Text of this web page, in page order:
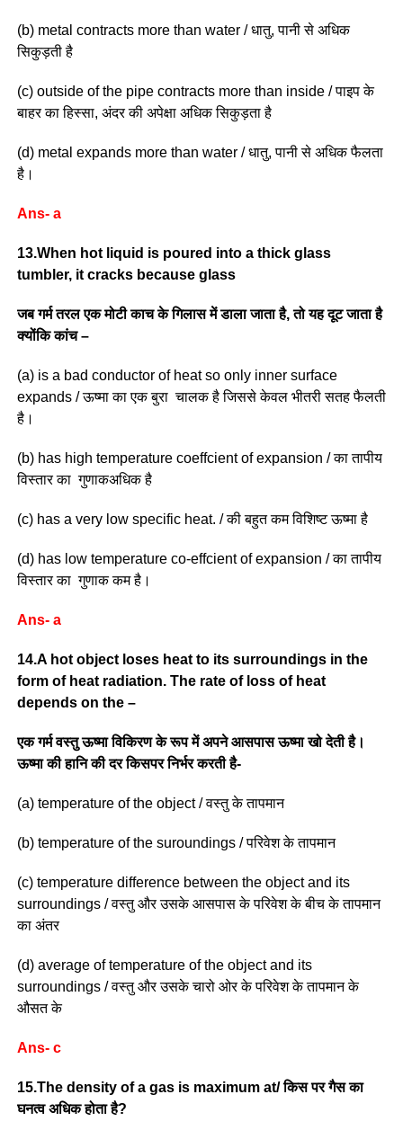
(b) metal contracts more than water / धातु, पानी से अधिक
सिकुड़ती है
(c) outside of the pipe contracts more than inside / पाइप के
बाहर का हिस्सा, अंदर की अपेक्षा अधिक सिकुड़ता है
(d) metal expands more than water / धातु, पानी से अधिक फैलता
है।
Ans- a
13.When hot liquid is poured into a thick glass
tumbler, it cracks because glass
जब गर्म तरल एक मोटी काच के गिलास में डाला जाता है, तो यह दूट जाता है
क्योंकि कांच –
(a) is a bad conductor of heat so only inner surface
expands / ऊष्मा का एक बुरा चालक है जिससे केवल भीतरी सतह फैलती
है।
(b) has high temperature coeffcient of expansion / का तापीय
विस्तार का गुणाकअधिक है
(c) has a very low specific heat. / की बहुत कम विशिष्ट ऊष्मा है
(d) has low temperature co-effcient of expansion / का तापीय
विस्तार का गुणाक कम है।
Ans- a
14.A hot object loses heat to its surroundings in the
form of heat radiation. The rate of loss of heat
depends on the –
एक गर्म वस्तु ऊष्मा विकिरण के रूप में अपने आसपास ऊष्मा खो देती है।
ऊष्मा की हानि की दर किसपर निर्भर करती है-
(a) temperature of the object / वस्तु के तापमान
(b) temperature of the suroundings / परिवेश के तापमान
(c) temperature difference between the object and its
surroundings / वस्तु और उसके आसपास के परिवेश के बीच के तापमान
का अंतर
(d) average of temperature of the object and its
surroundings / वस्तु और उसके चारो ओर के परिवेश के तापमान के
औसत के
Ans- c
15.The density of a gas is maximum at/ किस पर गैस का
घनत्व अधिक होता है?